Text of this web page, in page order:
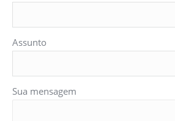
Assunto
Sua mensagem